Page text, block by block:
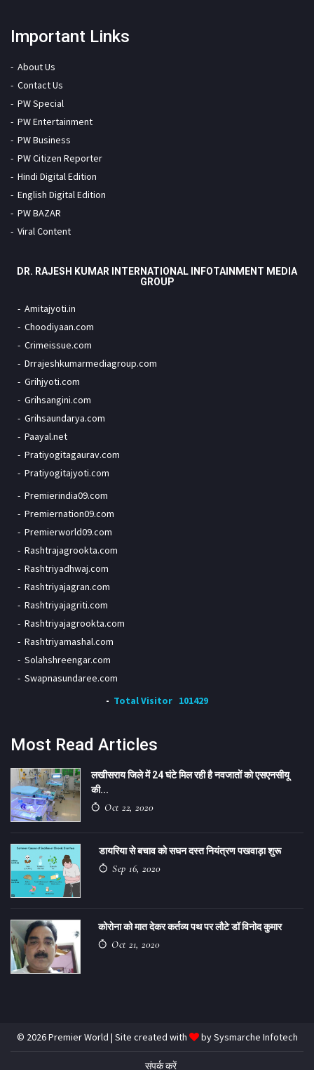
Important Links
About Us
Contact Us
PW Special
PW Entertainment
PW Business
PW Citizen Reporter
Hindi Digital Edition
English Digital Edition
PW BAZAR
Viral Content
DR. RAJESH KUMAR INTERNATIONAL INFOTAINMENT MEDIA
GROUP
Amitajyoti.in
Choodiyaan.com
Crimeissue.com
Drrajeshkumarmediagroup.com
Grihjyoti.com
Grihsangini.com
Grihsaundarya.com
Paayal.net
Pratiyogitagaurav.com
Pratiyogitajyoti.com
Premierindia09.com
Premiernation09.com
Premierworld09.com
Rashtrajagrookta.com
Rashtriyadhwaj.com
Rashtriyajagran.com
Rashtriyajagriti.com
Rashtriyajagrookta.com
Rashtriyamashal.com
Solahshreengar.com
Swapnasundaree.com
Total Visitor 101429
Most Read Articles
लखीसराय जिले में 24 घंटे मिल रही है नवजातों को एसएनसीयू
की...
Oct 22, 2020
डायरिया से बचाव को सघन दस्त नियंत्रण पखवाड़ा शुरू
Sep 16, 2020
कोरोना को मात देकर कर्तव्य पथ पर लौटे डॉ विनोद कुमार
Oct 21, 2020
© 2026 Premier World | Site created with bySysmarche Infotech
संपर्क करें